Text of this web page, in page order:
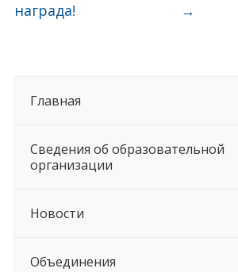
Главная
Сведения об образовательной
организации
Новости
Объединения
награда!
→